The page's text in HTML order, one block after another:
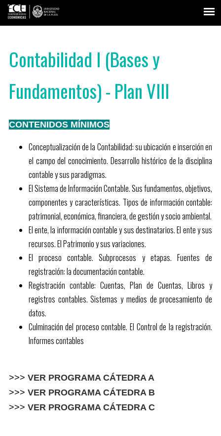
Contabilidad I (Bases y
Fundamentos) - Plan VIII
CONTENIDOS MÍNIMOS
Conceptualización de la Contabilidad: su ubicación e inserción en
el campo del conocimiento. Desarrollo histórico de la disciplina
contable y sus paradigmas.
El Sistema de Información Contable. Sus fundamentos, objetivos,
componentes y características. Tipos de información contable:
patrimonial, económica, financiera, de gestión y socio ambiental.
El ente, la información contable y sus destinatarios. El ente y sus
recursos. El Patrimonio y sus variaciones.
El proceso contable. Subprocesos y etapas. Fuentes de
registración: la documentación contable.
Registración contable: Cuentas, Plan de Cuentas, Libros y
registros contables. Sistemas y medios de procesamiento de
datos.
Culminación del proceso contable. El Control de la registración.
Informes contables
>>> VER PROGRAMA CÁTEDRA A
>>> VER PROGRAMA CÁTEDRA B
>>> VER PROGRAMA CÁTEDRA C